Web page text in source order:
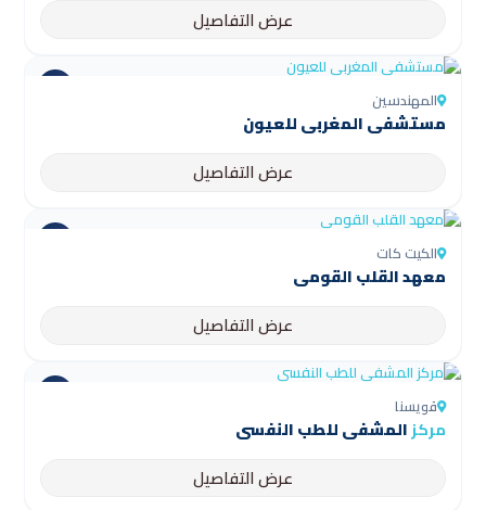
عرض التفاصيل
المهندسين
مستشفى المغربي للعيون
عرض التفاصيل
الكيت كات
معهد القلب القومي
عرض التفاصيل
قويسنا
مركزالمشفى للطب النفسي
عرض التفاصيل